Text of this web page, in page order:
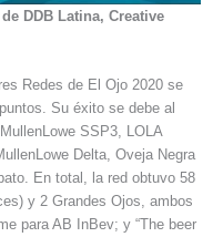
DDB Latina, Creative
Redes de El Ojo 2020 se
Su éxito se debe al
SSP3, LOLA
Delta, Oveja Negra
En total, la red obtuvo 58
y 2 Grandes Ojos, ambos
para AB InBev; y “The beer